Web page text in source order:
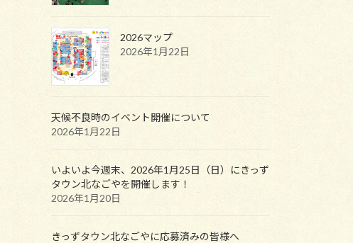
2026マップ
2026年1月22日
天候不良時のイベント開催について
2026年1月22日
いよいよ今週末、2026年1月25日（日）にきっず
タウン北なごやを開催します！
2026年1月20日
きっずタウン北なごやに応募済みの皆様へ